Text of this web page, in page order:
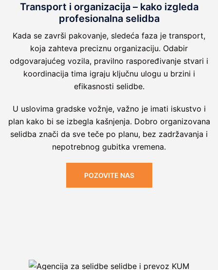
Transport i organizacija – kako izgleda
profesionalna selidba
Kada se završi pakovanje, sledeća faza je transport,
koja zahteva preciznu organizaciju. Odabir
odgovarajućeg vozila, pravilno raspoređivanje stvari i
koordinacija tima igraju ključnu ulogu u brzini i
efikasnosti selidbe.
U uslovima gradske vožnje, važno je imati iskustvo i
plan kako bi se izbegla kašnjenja. Dobro organizovana
selidba znači da sve teče po planu, bez zadržavanja i
nepotrebnog gubitka vremena.
POZOVITE NAS